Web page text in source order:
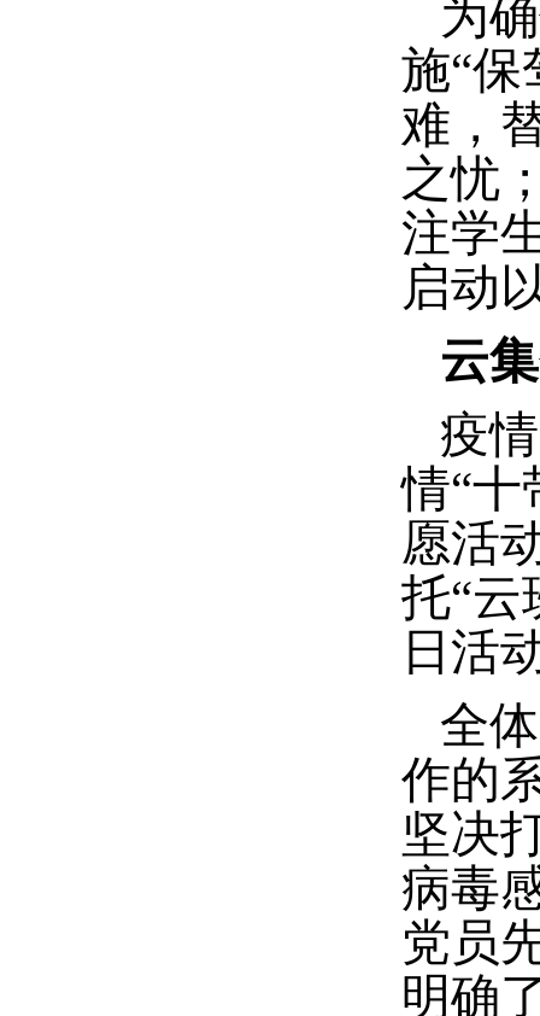
为
施“保
难，
之忧
注学
启动
云
疫
情“十
愿活
托“云
日活
全
作的
坚决
病毒
党员
明确